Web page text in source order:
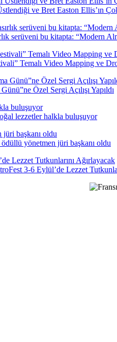
ve Bret Easton Ellis’ın
serüveni bu kitapta: “Modern
Temalı Video Mapping ve
Özel Sergi Açılışı Yapıldı
lezzetler halkla buluşuyor
yönetmen jüri başkanı oldu
3-6 Eylül’de Lezzet